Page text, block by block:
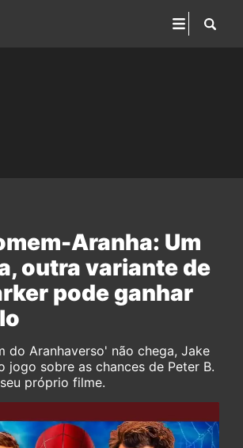
Aranha: Um
outra variante de
pode ganhar
do Aranhaverso' não chega, Jake
jogo sobre as chances de Peter B.
próprio filme.